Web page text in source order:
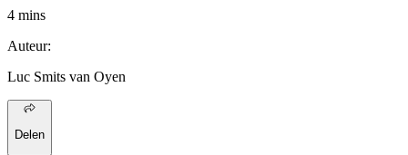
4 mins
Auteur:
Luc Smits van Oyen
Delen